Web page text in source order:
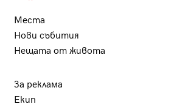
Места
Нови събития
Нещата от живота
За реклама
Екип